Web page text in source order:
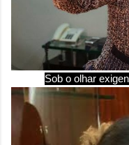
Sob o olhar